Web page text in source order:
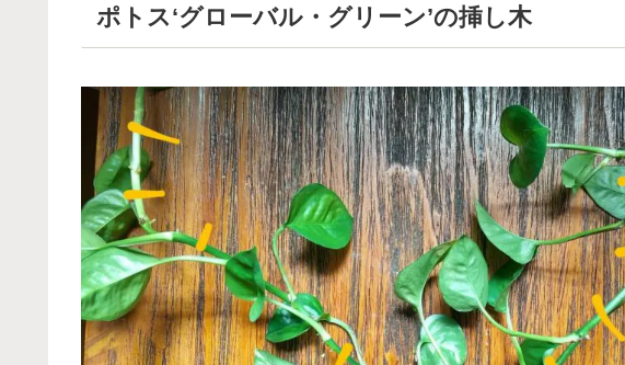
ポトス‘グローバル・グリーン’の挿し木